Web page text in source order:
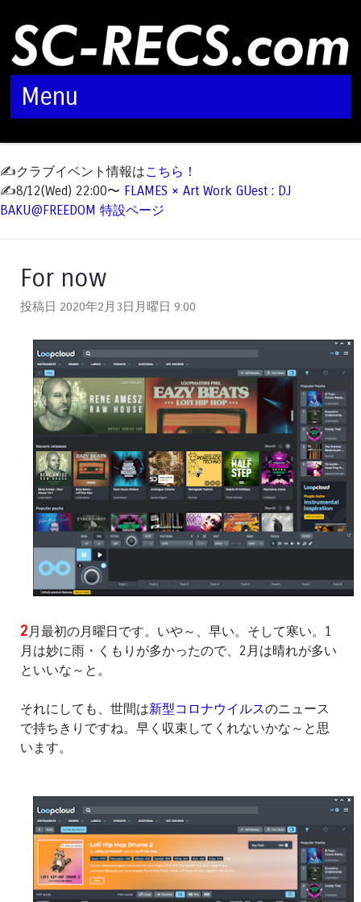
Menu
✍️クラブイベント情報はこちら！
✍️8/12(Wed) 22:00〜 FLAMES × Art Work GUest : DJ
BAKU@FREEDOM 特設ページ
For now
投稿日 2020年2月3日月曜日 9:00
2月最初の月曜日です。いや～、早い。そして寒い。1
月は妙に雨・くもりが多かったので、2月は晴れが多い
といいな～と。
それにしても、世間は新型コロナウイルスのニュース
で持ちきりですね。早く収束してくれないかな～と思
います。